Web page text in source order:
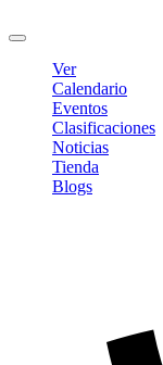
Ver
Calendario
Eventos
Clasificaciones
Noticias
Tienda
Blogs